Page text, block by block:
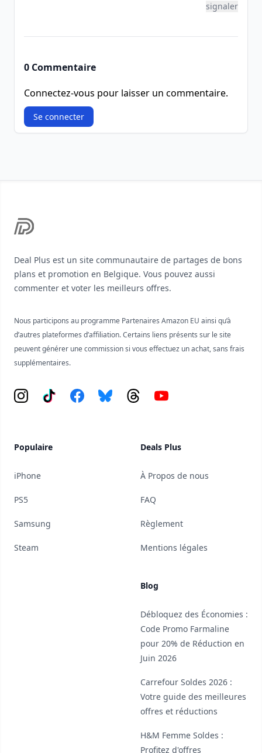
signaler
0 Commentaire
Connectez-vous pour laisser un commentaire.
Se connecter
Deal Plus est un site communautaire de partages de bons
plans et promotion en Belgique. Vous pouvez aussi
commenter et voter les meilleurs offres.
Nous participons au programme Partenaires Amazon EU ainsi qu’à
d’autres plateformes d’affiliation. Certains liens présents sur le site
peuvent générer une commission si vous effectuez un achat, sans frais
supplémentaires.
Instagram
Tiktok FacebookBlueskyThreadsYouTube
Populaire
iPhone
PS5
Samsung
Steam
Deals Plus
À Propos de nous
FAQ
Règlement
Mentions légales
Blog
Débloquez des Économies :
Code Promo Farmaline
pour 20% de Réduction en
Juin 2026
Carrefour Soldes 2026 :
Votre guide des meilleures
offres et réductions
H&M Femme Soldes :
Profitez d'offres